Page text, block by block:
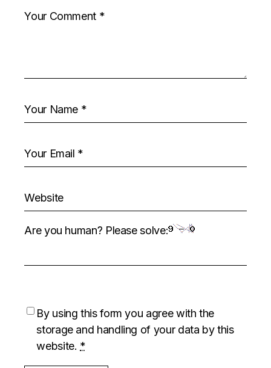
Are you human? Please solve:
By using this form you agree with the
storage and handling of your data by this
website. *